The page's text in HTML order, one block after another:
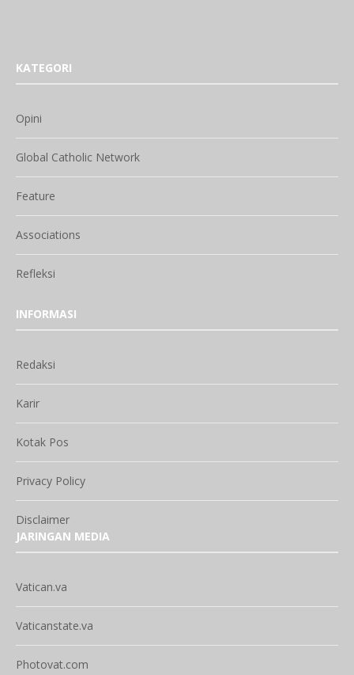
KATEGORI
Opini
Global Catholic Network
Feature
Associations
Refleksi
INFORMASI
Redaksi
Karir
Kotak Pos
Privacy Policy
Disclaimer
JARINGAN MEDIA
Vatican.va
Vaticanstate.va
Photovat.com